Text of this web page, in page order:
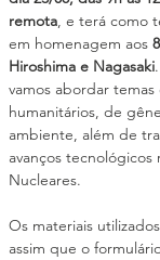
remota, e terá como
em homenagem aos
Hiroshima e Nagasaki
vamos abordar
humanitários, de
ambiente, além de
avanços tecnológicos
Nucleares.
Os materiais
assim que o